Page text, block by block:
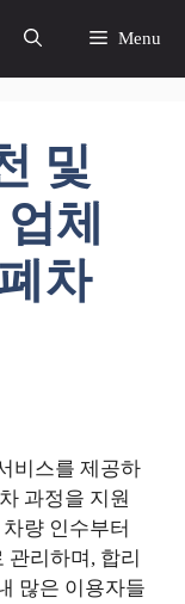
Menu
및
체
차
비스를 제공하
과정을 지원
량 인수부터
관리하며, 합리
많은 이용자들